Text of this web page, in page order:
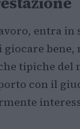
entra in
bene,
tipiche del
con il